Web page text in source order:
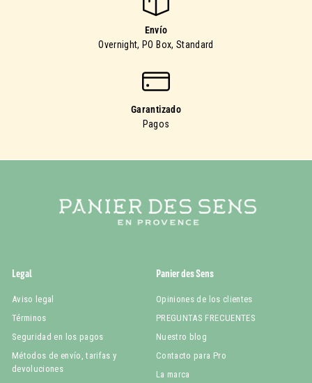
Envío
Overnight, PO Box, Standard
Garantizado
Pagos
Legal
Aviso legal
Términos
Seguridad en los pagos
Métodos de envío, tarifas y
devoluciones
Panier des Sens
Opiniones de los clientes
PREGUNTAS FRECUENTES
Nuestro blog
Contacto para Pro
La marca